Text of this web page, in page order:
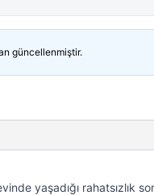
güncellenmiştir.
yaşadığı rahatsızlık